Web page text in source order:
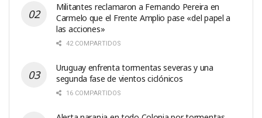
Militantes reclamaron a Fernando Pereira en
Carmelo que el Frente Amplio pase «del papel a
las acciones»
42 COMPARTIDOS
Uruguay enfrenta tormentas severas y una
segunda fase de vientos ciclónicos
16 COMPARTIDOS